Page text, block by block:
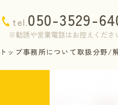
tel.050-3529-
トップ事務所について 取扱分野/